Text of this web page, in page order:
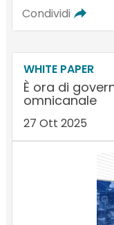
Condividi
WHITE PAPER
È ora di
omnicanale
27 Ott 2025